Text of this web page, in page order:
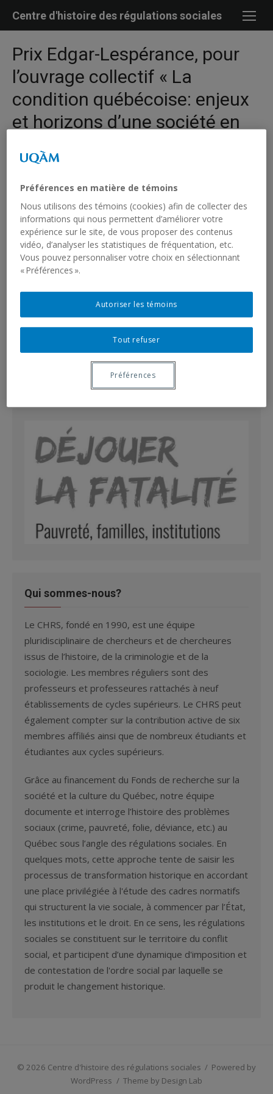
Centre d'histoire des régulations sociales
Prix Edgar-Lespérance, pour
l’ouvrage collectif « La
condition québécoise: enjeux
et horizons d’une société en
Récipiendaire : Jean-Marie Fecteau†
Québec
Année : 1996
CHRSCHRS
Rechercher sur le site
Qui sommes-nous?
Le CHRS, fondé en 1990, est une équipe
pluridisciplinaire de chercheurs et de chercheures
issus de l’histoire, de la criminologie et de la
sociologie. Les membres réguliers sont des
professeurs et professeures rattachés à neuf
établissements de cycles supérieurs. Le CHRS peut
également compter sur la contribution active de six
membres affiliés ainsi que de nombreux étudiants et
étudiantes aux cycles supérieurs.
Grâce au financement du Fonds de recherche sur la
société et la culture du Québec, notre équipe
documente et interroge l’histoire des problèmes
sociaux (crime, pauvreté, folie, déviance, etc.) au
Québec sous l’angle des régulations sociales. En
quelques mots, cette approche tente de saisir les
processus de transformation historique en accordant
une place privilégiée à l'étude des cadres normatifs
qui structurent la vie sociale, à commencer par l’État,
les institutions et le droit. En ce sens, les régulations
sociales se constituent sur le territoire du conflit
social, et participent d’une dynamique d'imposition et
de contestation de l'ordre social par laquelle se
produit le changement historique.
© 2026 Centre d'histoire des régulations sociales / Powered by
WordPress / Theme by Design Lab
Préférences en matière de témoins
Nous utilisons des témoins (cookies) afin de collecter des
informations qui nous permettent d’améliorer votre
expérience sur le site, de vous proposer des contenus
vidéo, d’analyser les statistiques de fréquentation, etc.
Vous pouvez personnaliser votre choix en sélectionnant
« Préférences ».
Tout refuser
Autoriser les témoins
Préférences